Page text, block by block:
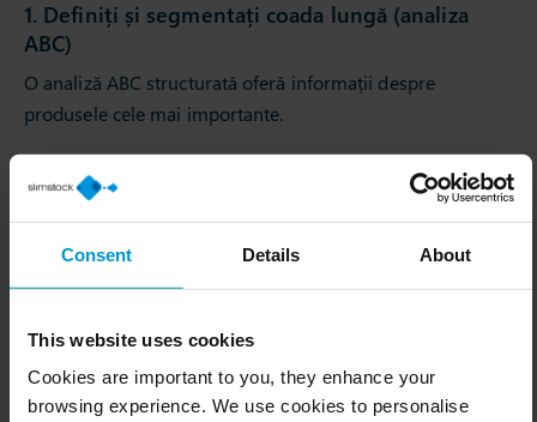
Consent Details About
This website uses cookies
Cookies are important to you, they enhance your
browsing experience. We use cookies to personalise
1. Definiți și segmentați coada lungă (analiza
ABC)
O analiză ABC structurată oferă informații despre
produsele cele mai importante.
Segmentați articolele în funcție de factori precum:
Volum sau rotație.
Contribuția la vânzările asociate.
Această segmentare permite luarea de decizii țintite: